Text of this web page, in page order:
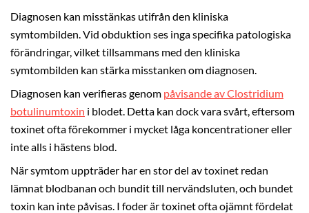
Diagnosen kan misstänkas utifrån den kliniska
symtombilden. Vid obduktion ses inga specifika patologiska
förändringar, vilket tillsammans med den kliniska
symtombilden kan stärka misstanken om diagnosen.
Diagnosen kan verifieras genom påvisande av Clostridium
botulinumtoxin i blodet. Detta kan dock vara svårt, eftersom
toxinet ofta förekommer i mycket låga koncentrationer eller
inte alls i hästens blod.
När symtom uppträder har en stor del av toxinet redan
lämnat blodbanan och bundit till nervändsluten, och bundet
toxin kan inte påvisas. I foder är toxinet ofta ojämnt fördelat